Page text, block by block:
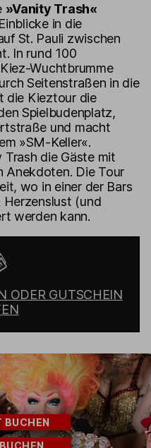
»Vanity Trash«
in die
St. Pauli zwischen
In rund 100
Wuchtbrumme
Seitenstraßen in die
die Kieztour die
Spielbudenplatz,
und macht
»SM-Keller«.
die Gäste mit
Anekdoten. Die Tour
wo in einer der Bars
Herzenslust (und
werden kann.
ODER GUTSCHEIN
BUCHEN